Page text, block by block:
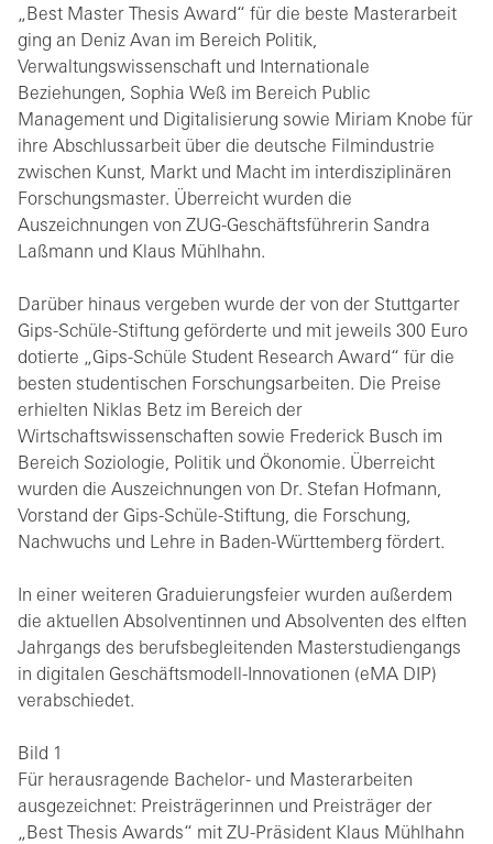
„Best Master Thesis Award“ für die beste Masterarbeit
ging an Deniz Avan im Bereich Politik,
Verwaltungswissenschaft und Internationale
Beziehungen, Sophia Weß im Bereich Public
Management und Digitalisierung sowie Miriam Knobe für
ihre Abschlussarbeit über die deutsche Filmindustrie
zwischen Kunst, Markt und Macht im interdisziplinären
Forschungsmaster. Überreicht wurden die
Auszeichnungen von ZUG-Geschäftsführerin Sandra
Laßmann und Klaus Mühlhahn.
Darüber hinaus vergeben wurde der von der Stuttgarter
Gips-Schüle-Stiftung geförderte und mit jeweils 300 Euro
dotierte „Gips-Schüle Student Research Award“ für die
besten studentischen Forschungsarbeiten. Die Preise
erhielten Niklas Betz im Bereich der
Wirtschaftswissenschaften sowie Frederick Busch im
Bereich Soziologie, Politik und Ökonomie. Überreicht
wurden die Auszeichnungen von Dr. Stefan Hofmann,
Vorstand der Gips-Schüle-Stiftung, die Forschung,
Nachwuchs und Lehre in Baden-Württemberg fördert.
In einer weiteren Graduierungsfeier wurden außerdem
die aktuellen Absolventinnen und Absolventen des elften
Jahrgangs des berufsbegleitenden Masterstudiengangs
in digitalen Geschäftsmodell-Innovationen (eMA DIP)
verabschiedet.
Bild 1
Für herausragende Bachelor- und Masterarbeiten
ausgezeichnet: Preisträgerinnen und Preisträger der
„Best Thesis Awards“ mit ZU-Präsident Klaus Mühlhahn